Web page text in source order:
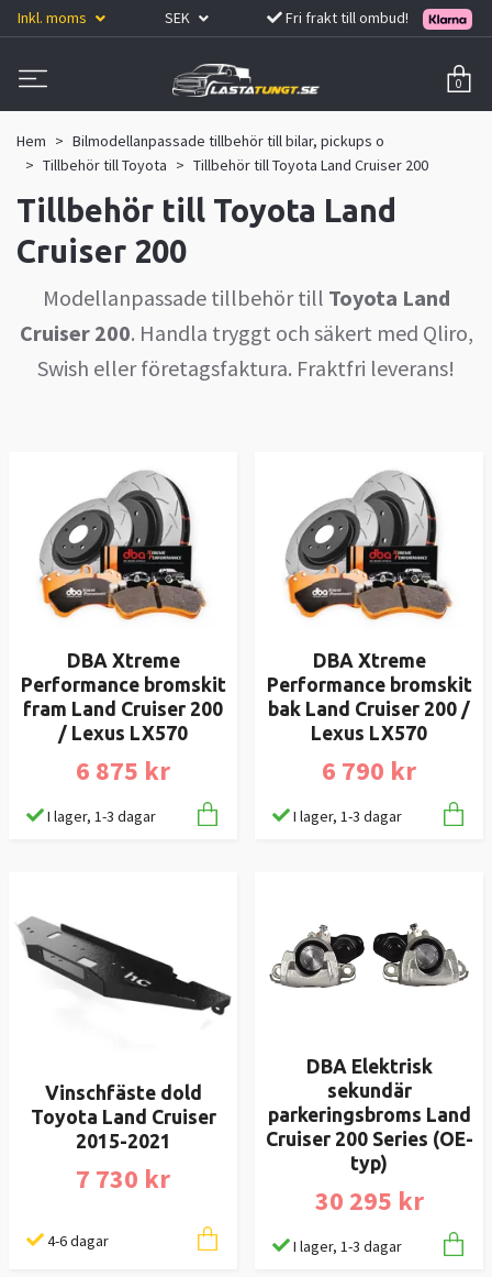
Inkl. moms SEK Fri frakt till ombud!
0
Hem
Bilmodellanpassade tillbehör till bilar, pickups o
Tillbehör till Toyota
Tillbehör till Toyota Land Cruiser 200
Tillbehör till Toyota Land
Cruiser 200
Modellanpassade tillbehör till Toyota Land
Cruiser 200. Handla tryggt och säkert med Qliro,
Swish eller företagsfaktura. Fraktfri leverans!
DBA Xtreme
Performance bromskit
fram Land Cruiser 200
/ Lexus LX570
6 875 kr
I lager, 1-3 dagar
DBA Xtreme
Performance bromskit
bak Land Cruiser 200 /
Lexus LX570
6 790 kr
I lager, 1-3 dagar
Vinschfäste dold
Toyota Land Cruiser
2015-2021
7 730 kr
4-6 dagar
DBA Elektrisk
sekundär
parkeringsbroms Land
Cruiser 200 Series (OE-
typ)
30 295 kr
I lager, 1-3 dagar